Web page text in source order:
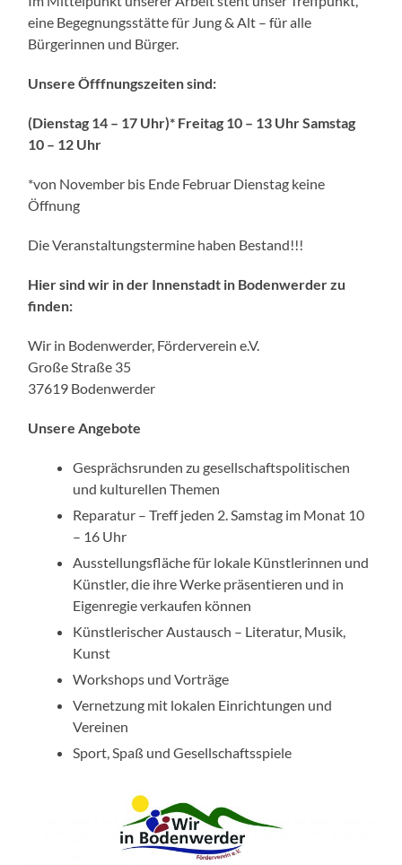
eine Begegnungsstätte für Jung & Alt – für alle
Bürgerinnen und Bürger.
Unsere Öfffnungszeiten sind:
(Dienstag 14 – 17 Uhr)* Freitag 10 – 13 Uhr Samstag
10 – 12 Uhr
*von November bis Ende Februar Dienstag keine
Öffnung
Die Veranstaltungstermine haben Bestand!!!
Hier sind wir in der Innenstadt in Bodenwerder zu
finden:
Wir in Bodenwerder, Förderverein e.V.
Große Straße 35
37619 Bodenwerder
Unsere Angebote
Gesprächsrunden zu gesellschaftspolitischen
und kulturellen Themen
Reparatur – Treff jeden 2. Samstag im Monat 10
– 16 Uhr
Ausstellungsfläche für lokale Künstlerinnen und
Künstler, die ihre Werke präsentieren und in
Eigenregie verkaufen können
Künstlerischer Austausch – Literatur, Musik,
Kunst
Workshops und Vorträge
Vernetzung mit lokalen Einrichtungen und
Vereinen
Sport, Spaß und Gesellschaftsspiele